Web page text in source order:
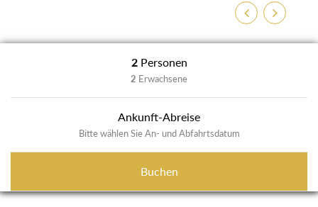
ZurückWeiter
2 Personen
2 Erwachsene
Ankunft-Abreise
Bitte wählen Sie An- und Abfahrtsdatum
Buchen